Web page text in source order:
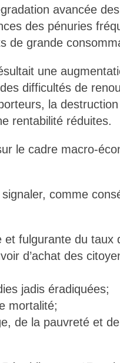
avancée
des pénuries
de grande
une
difficultés de
la
rentabilité réduites.
le cadre macro-
comme
fulgurante du taux
d’achat des
jadis éradiquées;
mortalité;
de la pauvreté et